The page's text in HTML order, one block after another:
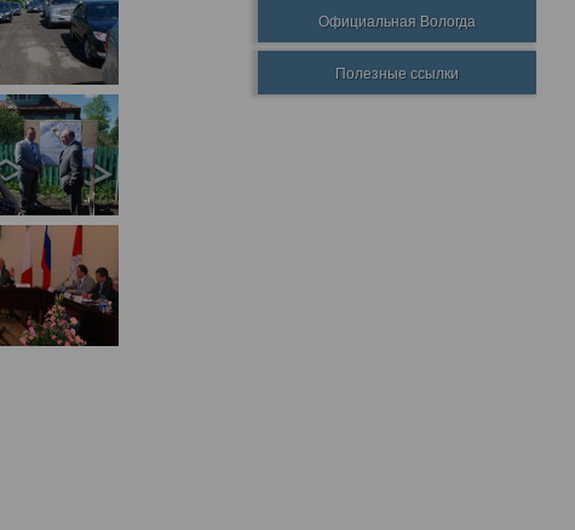
Официальная Вологда
Полезные ссылки